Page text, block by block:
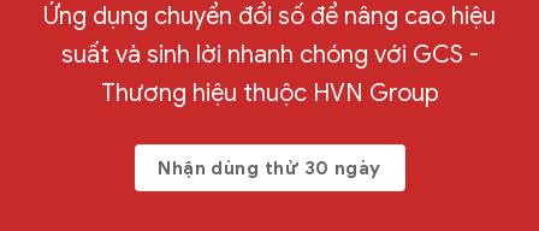
Ứng dụng chuyển đổi số để nâng cao hiệu
suất và sinh lời nhanh chóng với GCS -
Thương hiệu thuộc HVN Group
Nhận dùng thử 30 ngày